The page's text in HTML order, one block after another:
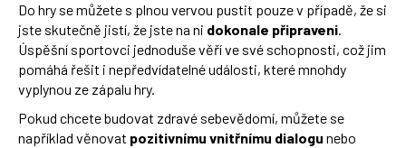
Do hry se můžete s plnou vervou pustit pouze v případě, že si
jste skutečně jistí, že jste na ni dokonale připraveni.
Úspěšní sportovci jednoduše věří ve své schopnosti, což jim
pomáhá řešit i nepředvídatelné události, které mnohdy
vyplynou ze zápalu hry.
Pokud chcete budovat zdravé sebevědomí, můžete se
například věnovat pozitivnímu vnitřnímu dialogu nebo